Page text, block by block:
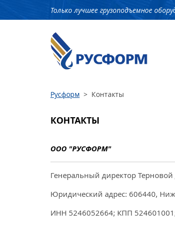
Только лучшее грузоподъемное
Русформ > Контакты
КОНТАКТЫ
ООО "РУСФОРМ"
Генеральный директор
Юридический адрес: 606440,
ИНН 5246052664; КПП